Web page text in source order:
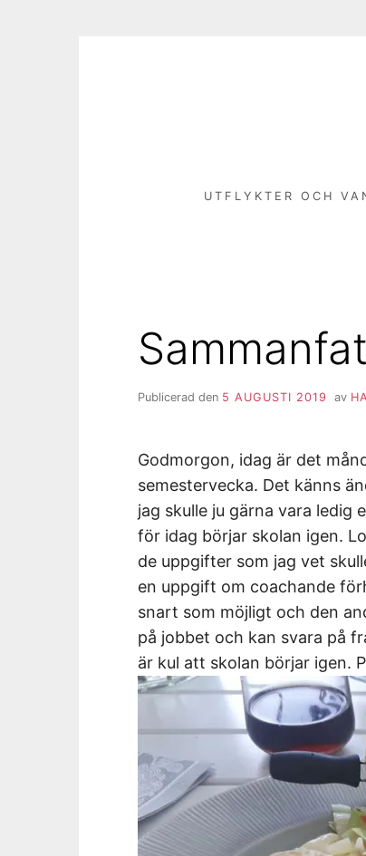
UTFLYKTER OCH
Publicerad den 5 AUGUSTI 2019 av
Godmorgon, idag är det
semestervecka. Det känns
jag skulle ju gärna vara ledig
för idag börjar skolan igen.
de uppgifter som jag vet
en uppgift om coachande
snart som möjligt och den
på jobbet och kan svara på
är kul att skolan börjar igen.